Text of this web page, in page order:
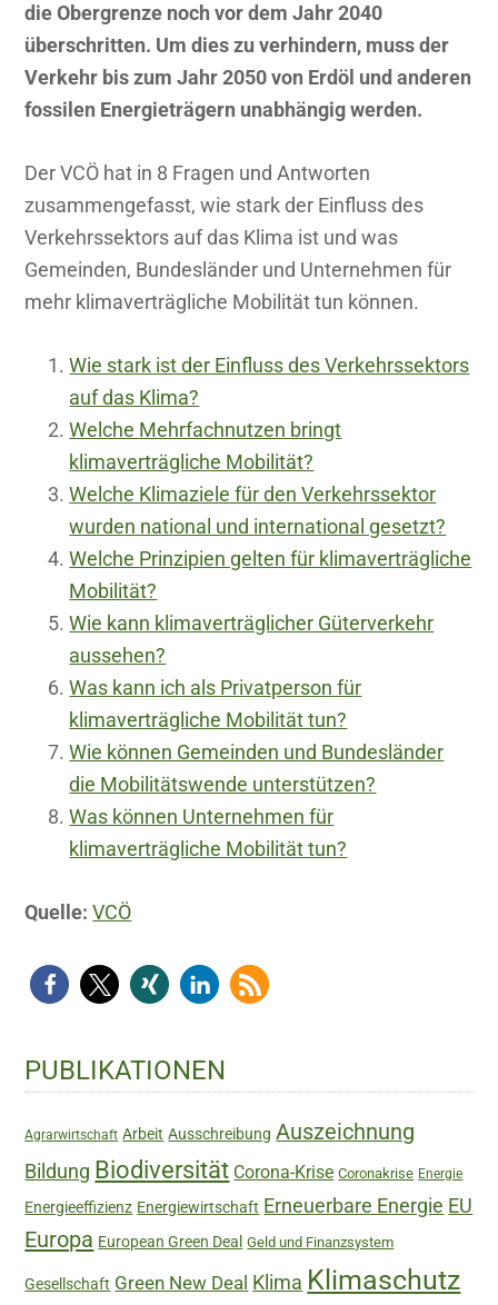
die Obergrenze noch vor dem Jahr 2040
überschritten. Um dies zu verhindern, muss der
Verkehr bis zum Jahr 2050 von Erdöl und anderen
fossilen Energieträgern unabhängig werden.
Der VCÖ hat in 8 Fragen und Antworten
zusammengefasst, wie stark der Einfluss des
Verkehrssektors auf das Klima ist und was
Gemeinden, Bundesländer und Unternehmen für
mehr klimaverträgliche Mobilität tun können.
Wie stark ist der Einfluss des Verkehrssektors
auf das Klima?
Welche Mehrfachnutzen bringt
klimaverträgliche Mobilität?
Welche Klimaziele für den Verkehrssektor
wurden national und international gesetzt?
Welche Prinzipien gelten für klimaverträgliche
Mobilität?
Wie kann klimaverträglicher Güterverkehr
aussehen?
Was kann ich als Privatperson für
klimaverträgliche Mobilität tun?
Wie können Gemeinden und Bundesländer
die Mobilitätswende unterstützen?
Was können Unternehmen für
klimaverträgliche Mobilität tun?
Quelle: VCÖ
Haupt-
Sidebar
PUBLIKATIONEN
Agrarwirtschaft Arbeit Ausschreibung Auszeichnung
Bildung Biodiversität Corona-Krise Coronakrise Energie
Energieeffizienz Energiewirtschaft Erneuerbare Energie EU
Europa European Green Deal Geld und Finanzsystem
Gesellschaft Green New Deal Klima Klimaschutz